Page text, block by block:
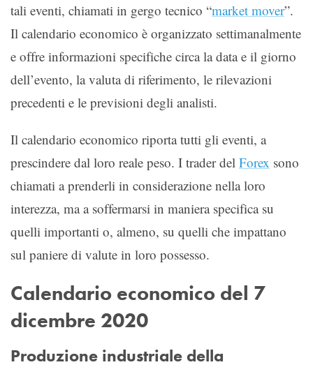
tali eventi, chiamati in gergo tecnico “market mover”.
Il calendario economico è organizzato settimanalmente
e offre informazioni specifiche circa la data e il giorno
dell’evento, la valuta di riferimento, le rilevazioni
precedenti e le previsioni degli analisti.
Il calendario economico riporta tutti gli eventi, a
prescindere dal loro reale peso. I trader del Forex sono
chiamati a prenderli in considerazione nella loro
interezza, ma a soffermarsi in maniera specifica su
quelli importanti o, almeno, su quelli che impattano
sul paniere di valute in loro possesso.
Calendario economico del 7
dicembre 2020
Produzione industriale della